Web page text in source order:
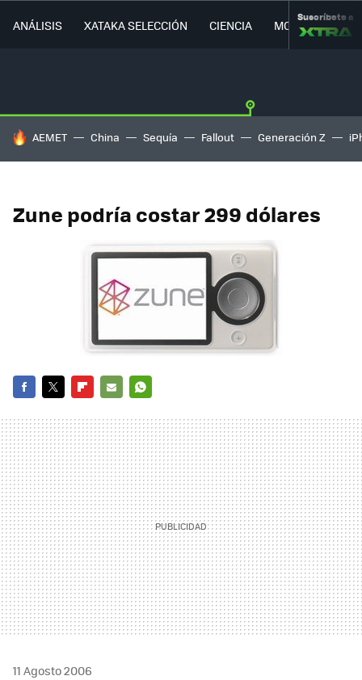
ANÁLISIS XATAKA SELECCIÓN CIENCIA MOVILIDAD
Suscríbete a
HOY SE HABLA DE
AEMET China Sequía Fallout Generación Z
Zune podría costar 299 dólares
MAIL
11 Agosto 2006